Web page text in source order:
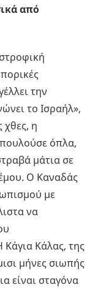
από
την
το Ισραήλ»,
χθες, η
όπλα,
μάτια σε
Ο Καναδάς
με
να
Κάγια Κάλας, της
μήνες σιωπής
είναι σταγόνα